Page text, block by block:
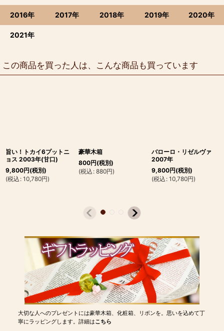
2016年 2017年 2018年 2019年 2020年
2021年
この商品を買った人は、こんな商品も買っています
旨い！トカイ6プットニ
ョス 2003年(甘口)
9,800円(税別)
(税込 : 10,780円)
豪華木箱
800円(税別)
(税込 : 880円)
バローロ・リゼルヴァ
2007年
9,800円(税別)
(税込 : 10,780円)
大切な人へのプレゼントには豪華木箱、化粧箱、リボンを。思いを込めて丁
寧にラッピングします。詳細はこちら